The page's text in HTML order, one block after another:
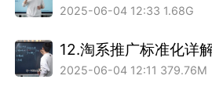
2025-06-04 12:33 1.68G
2025-06-04 12:11 379.76M